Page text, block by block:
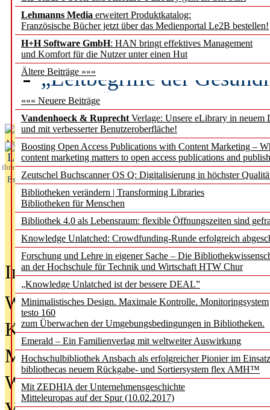
Lehmanns Media erweitert Produktkatalog:
Französische Bücher jetzt über das Medienportal Le2B bestellen!
H+H Software GmbH: HAN bringt effektives Management
und Komfort für die Nutzer unter einen Hut
Ältere Beiträge »»»
««« Neuere Beiträge
Vandenhoeck & Ruprecht Verlage: Unsere eLibrary in neuem
und mit verbesserter Benutzeroberfläche!
Boosting Open Access Publications with Content Marketing –
content marketing matters to open access publications and
Zeutschel Buchscanner OS Q: Digitalisierung in höchster
Bibliotheken verändern | Transforming Libraries
Bibliotheken für Menschen
Bibliothek 4.0 als Lebensraum: flexible Öffnungszeiten sind
Knowledge Unlatched: Crowdfunding-Runde erfolgreich
Forschung und Lehre in eigener Sache – Die
an der Hochschule für Technik und Wirtschaft HTW Chur
„Knowledge Unlatched ist der bessere DEAL”
Minimalistisches Design. Maximale Kontrolle. Monitoringsystem
testo 160
zum Überwachen der Umgebungsbedingungen in Bibliotheken.
Emerald – Ein Familienverlag mit weltweiter Auswirkung
Hochschulbibliothek Ansbach als erfolgreicher Pionier im
bibliothecas neuem Rückgabe- und Sortiersystem flex AMH™
Mit ZEDHIA der Unternehmensgeschichte
Mitteleuropas auf der Spur (10.02.2017)
Künstliche Intelligenz
besser zu verstehen
„Leitbegriffe der
des BIÖG erscheinen
Aktuelles aus
L
ibrary
Essentials
In der Ausgabe06/2026(August
Was Hochschul­bibliotheken von
Kinder in der digitalen Welt
Metadaten als Infrastruktur
Wenn Bots katalogisieren